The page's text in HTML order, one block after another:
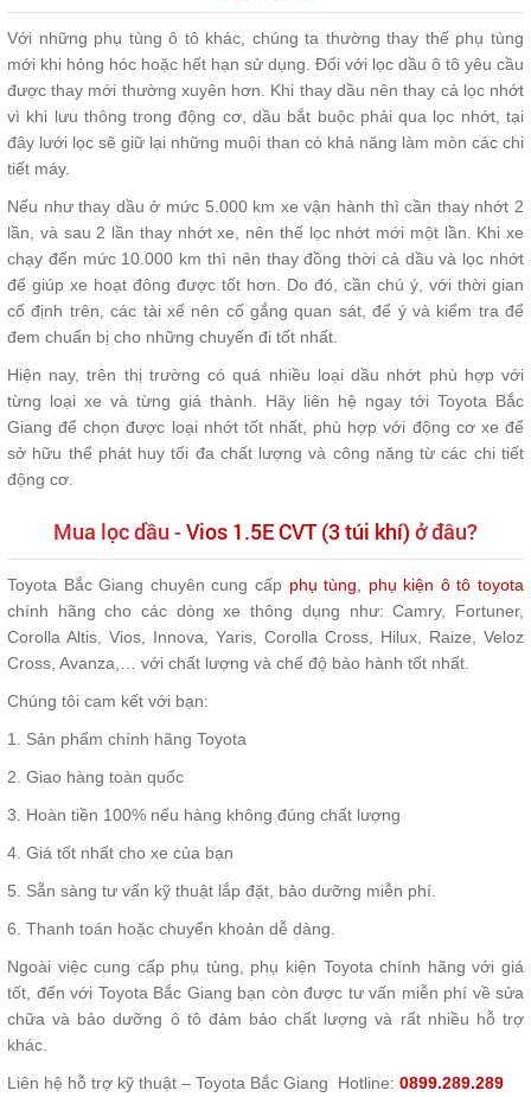
Với những phụ tùng ô tô khác, chúng ta thường thay thế phụ tùng
mới khi hỏng hóc hoặc hết hạn sử dụng. Đối với lọc dầu ô tô yêu cầu
được thay mới thường xuyên hơn. Khi thay dầu nên thay cả lọc nhớt
vì khi lưu thông trong động cơ, dầu bắt buộc phải qua lọc nhớt, tại
đây lưới lọc sẽ giữ lại những muội than có khả năng làm mòn các chi
tiết máy.
Nếu như thay dầu ở mức 5.000 km xe vận hành thì cần thay nhớt 2
lần, và sau 2 lần thay nhớt xe, nên thế lọc nhớt mới một lần. Khi xe
chạy đến mức 10.000 km thì nên thay đồng thời cả dầu và lọc nhớt
để giúp xe hoạt đông được tốt hơn. Do đó, cần chú ý, với thời gian
cố định trên, các tài xế nên cố gắng quan sát, để ý và kiểm tra để
đem chuẩn bị cho những chuyến đi tốt nhất.
Hiện nay, trên thị trường có quá nhiều loại dầu nhớt phù hợp với
từng loại xe và từng giá thành. Hãy liên hệ ngay tới Toyota Bắc
Giang để chọn được loại nhớt tốt nhất, phù hợp với động cơ xe để
sở hữu thể phát huy tối đa chất lượng và công năng từ các chi tiết
động cơ.
Mua lọc dầu -Vios 1.5E CVT (3 túi khí) ở đâu?
Toyota Bắc Giang chuyên cung cấp phụ tùng, phụ kiện ô tô toyota
chính hãng cho các dòng xe thông dụng như: Camry, Fortuner,
Corolla Altis, Vios, Innova, Yaris, Corolla Cross, Hilux, Raize, Veloz
Cross, Avanza,… với chất lượng và chế độ bảo hành tốt nhất.
Chúng tôi cam kết với bạn:
1. Sản phẩm chính hãng Toyota
2. Giao hàng toàn quốc
3. Hoàn tiền 100% nếu hàng không đúng chất lượng
4. Giá tốt nhất cho xe của bạn
5. Sẵn sàng tư vấn kỹ thuật lắp đặt, bảo dưỡng miễn phí.
6. Thanh toán hoặc chuyển khoản dễ dàng.
Ngoài việc cung cấp phụ tùng, phụ kiện Toyota chính hãng với giá
tốt, đến với Toyota Bắc Giang bạn còn được tư vấn miễn phí về sửa
chữa và bảo dưỡng ô tô đảm bảo chất lượng và rất nhiều hỗ trợ
khác.
Liên hệ hỗ trợ kỹ thuật – Toyota Bắc Giang
Hotline: 0899.289.289